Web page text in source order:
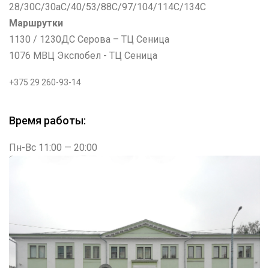
28/30С/30аС/40/53/88С/97/104/114С/134С
Маршрутки
1130 / 1230ДС Серова – ТЦ Сеница
1076 МВЦ Экспобел - ТЦ Сеница
+375 29 260-93-14
Время работы:
Пн-Вс 11:00 — 20:00